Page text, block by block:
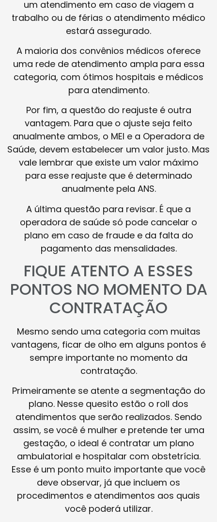
um atendimento em caso de viagem a
trabalho ou de férias o atendimento médico
estará assegurado.
A maioria dos convênios médicos oferece
uma rede de atendimento ampla para essa
categoria, com ótimos hospitais e médicos
para atendimento.
Por fim, a questão do reajuste é outra
vantagem. Para que o ajuste seja feito
anualmente ambos, o MEI e a Operadora de
Saúde, devem estabelecer um valor justo. Mas
vale lembrar que existe um valor máximo
para esse reajuste que é determinado
anualmente pela ANS.
A última questão para revisar. É que a
operadora de saúde só pode cancelar o
plano em caso de fraude e da falta do
pagamento das mensalidades.
FIQUE ATENTO A ESSES
PONTOS NO MOMENTO DA
CONTRATAÇÃO
Mesmo sendo uma categoria com muitas
vantagens, ficar de olho em alguns pontos é
sempre importante no momento da
contratação.
Primeiramente se atente a segmentação do
plano. Nesse quesito estão o roll dos
atendimentos que serão realizados. Sendo
assim, se você é mulher e pretende ter uma
gestação, o ideal é contratar um plano
ambulatorial e hospitalar com obstetrícia.
Esse é um ponto muito importante que você
deve observar, já que incluem os
procedimentos e atendimentos aos quais
você poderá utilizar.